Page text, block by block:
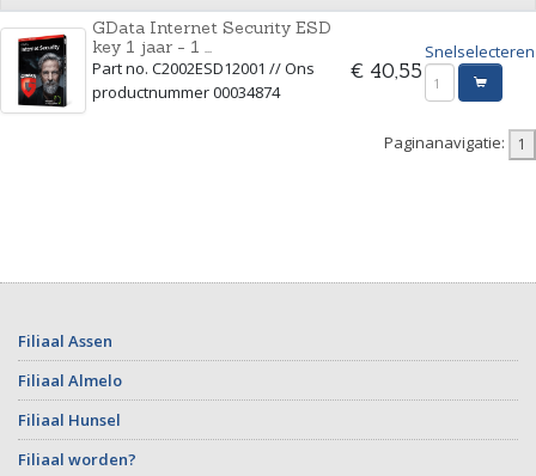
GData Internet Security ESD
key 1 jaar - 1 ...
Part no. C2002ESD12001 // Ons
productnummer 00034874
€ 40,55
Snelselecteren
Paginanavigatie:
Filiaal Assen
Filiaal Almelo
Filiaal Hunsel
Filiaal worden?